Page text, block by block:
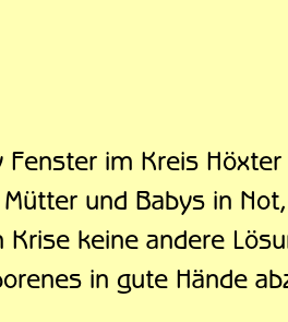
Fenster im Kreis
und Babys in
Krise keine andere
in gute Hände